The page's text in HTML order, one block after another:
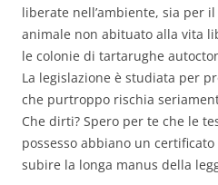
liberate nell’ambiente, sia per
animale non abituato alla vita
le colonie di tartarughe
La legislazione è studiata per
che purtroppo rischia
Che dirti? Spero per te che le
possesso abbiano un
subire la longa manus della